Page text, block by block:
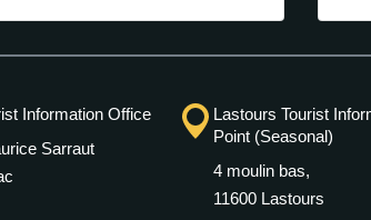
Information Office
Sarraut
Lastours Tourist
Point (Seasonal)
4 moulin bas,
11600 Lastours